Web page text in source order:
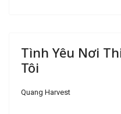
Tình Yêu Nơi
Tôi
Quang Harvest